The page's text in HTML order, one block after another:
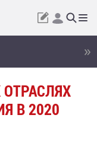
ОТРАСЛЯХ
В 2020